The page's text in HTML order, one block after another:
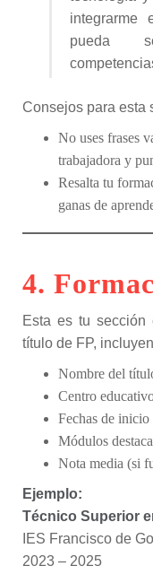
integrarme
pueda
Consejos para esta
No uses frases
trabajadora y
Resalta tu
ganas de
4.
Esta es tu sección
título de FP,
Nombre del
Centro
Fechas de
Módulos
Nota media (si
Ejemplo:
Técnico Superior
IES Francisco de
2023 – 2025